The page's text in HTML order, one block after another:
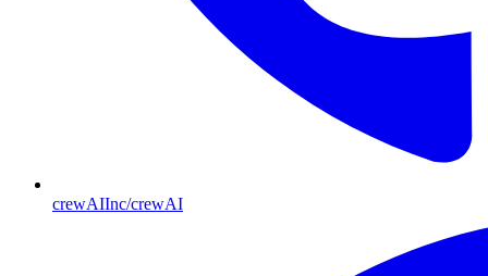
crewAIInc/crewAI